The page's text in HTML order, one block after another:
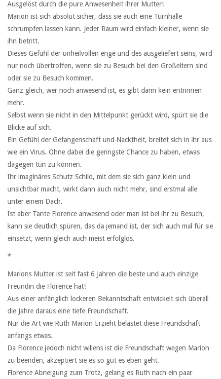
Ausgelöst durch die pure Anwesenheit ihrer Mutter!
Marion ist sich absolut sicher, dass sie auch eine Turnhalle
schrumpfen lassen kann. Jeder Raum wird einfach kleiner, wenn sie
ihn betritt.
Dieses Gefühl der unheilvollen enge und des ausgeliefert seins, wird
nur noch übertroffen, wenn sie zu Besuch bei den Großeltern sind
oder sie zu Besuch kommen.
Ganz gleich, wer noch anwesend ist, es gibt dann kein entrinnen
mehr.
Selbst wenn sie nicht in den Mittelpunkt gerückt wird, spürt sie die
Blicke auf sich.
Ein Gefühl der Gefangenschaft und Nacktheit, breitet sich in ihr aus
wie ein Virus. Ohne dabei die geringste Chance zu haben, etwas
dagegen tun zu können.
Ihr imaginäres Schutz Schild, mit dem sie sich ganz klein und
unsichtbar macht, wirkt dann auch nicht mehr, sind erstmal alle
unter einem Dach.
Ist aber Tante Florence anwesend oder man ist bei ihr zu Besuch,
kann sie deutlich spüren, das da jemand ist, der sich auch mal für sie
einsetzt, wenn gleich auch meist erfolglos.
*
Marions Mutter ist seit fast 6 Jahren die beste und auch einzige
Freundin die Florence hat!
Aus einer anfänglich lockeren Bekanntschaft entwickelt sich überall
die Jahre daraus eine tiefe Freundschaft.
Nur die Art wie Ruth Marion Erzieht belastet diese Freundschaft
anfangs etwas.
Da Florence jedoch nicht willens ist die Freundschaft wegen Marion
zu beenden, akzeptiert sie es so gut es eben geht.
Florence Abneigung zum Trotz, gelang es Ruth nach ein paar